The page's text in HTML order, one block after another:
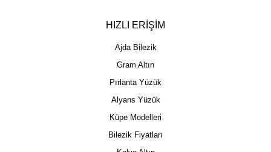
HIZLI ERİŞİM
Ajda Bilezik
Gram Altın
Pırlanta Yüzük
Alyans Yüzük
Küpe Modelleri
Bilezik Fiyatları